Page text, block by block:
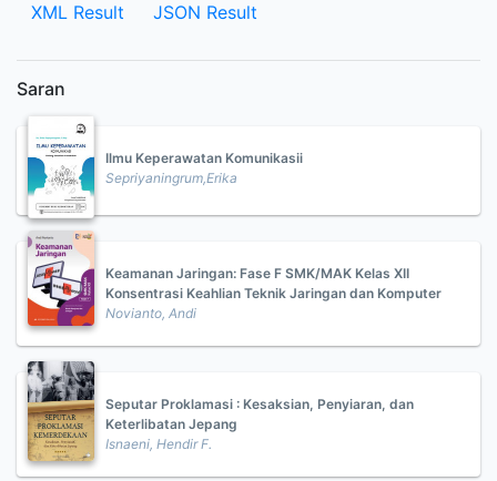
XML Result JSON Result
Saran
Ilmu Keperawatan Komunikasii
Sepriyaningrum,Erika
Keamanan Jaringan: Fase F SMK/MAK Kelas XII
Konsentrasi Keahlian Teknik Jaringan dan Komputer
Novianto, Andi
Seputar Proklamasi : Kesaksian, Penyiaran, dan
Keterlibatan Jepang
Isnaeni, Hendir F.